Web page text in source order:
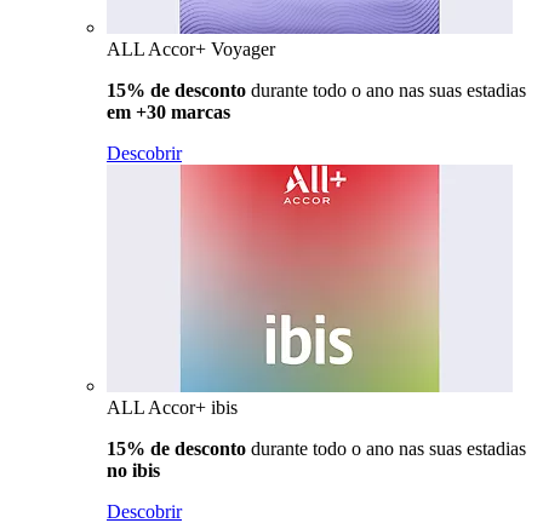
ALL Accor+ Voyager
15% de desconto durante todo o ano nas suas estadias
em +30 marcas
Descobrir
ALL Accor+ ibis
15% de desconto durante todo o ano nas suas estadias
no ibis
Descobrir